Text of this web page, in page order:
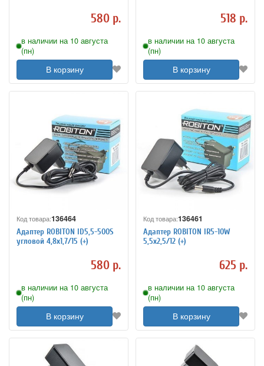
580 р.
в наличии на 10 августа
(пн)
В корзину
518 р.
в наличии на 10 августа
(пн)
В корзину
Код товара:136464
Адаптер ROBITON ID5,5-500S
угловой 4,8x1,7/15 (+)
580 р.
в наличии на 10 августа
(пн)
В корзину
Код товара:136461
Адаптер ROBITON IR5-10W
5,5x2,5/12 (+)
625 р.
в наличии на 10 августа
(пн)
В корзину